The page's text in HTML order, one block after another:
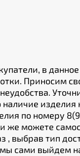
в
Приносим
изделия
по номеру
же можете
, выбрав тип
сами выйдем